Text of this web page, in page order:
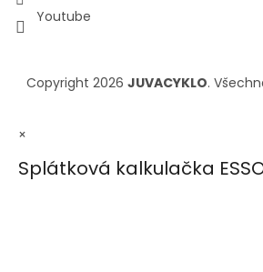
Youtube
Copyright 2026 JUVACYKLO.
×
Splátková kalkulačka